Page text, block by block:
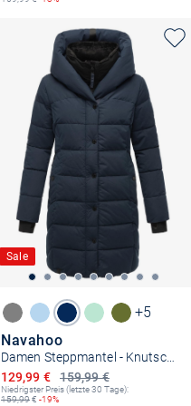
Sale
+5
Navahoo
Damen Steppmantel - Knutschilein
159,99 €
Ermäßigter Preis
129,99 €
Niedrigster Preis (letzte 30 Tage):
159,99€ -19%